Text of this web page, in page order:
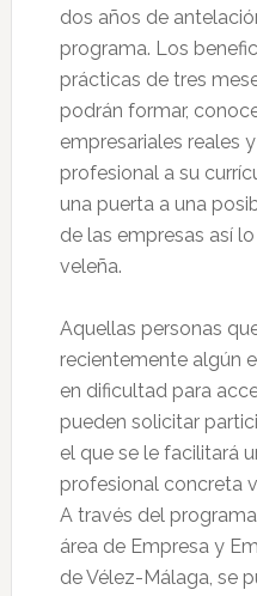
dos años de
programa. Los
prácticas de tres
podrán formar,
empresariales reales
profesional a su
una puerta a una
de las empresas así
veleña.
Aquellas personas
recientemente algún
en dificultad para
pueden solicitar
el que se le facilitará
profesional concreta
A través del programa
área de Empresa y
de Vélez-Málaga, se